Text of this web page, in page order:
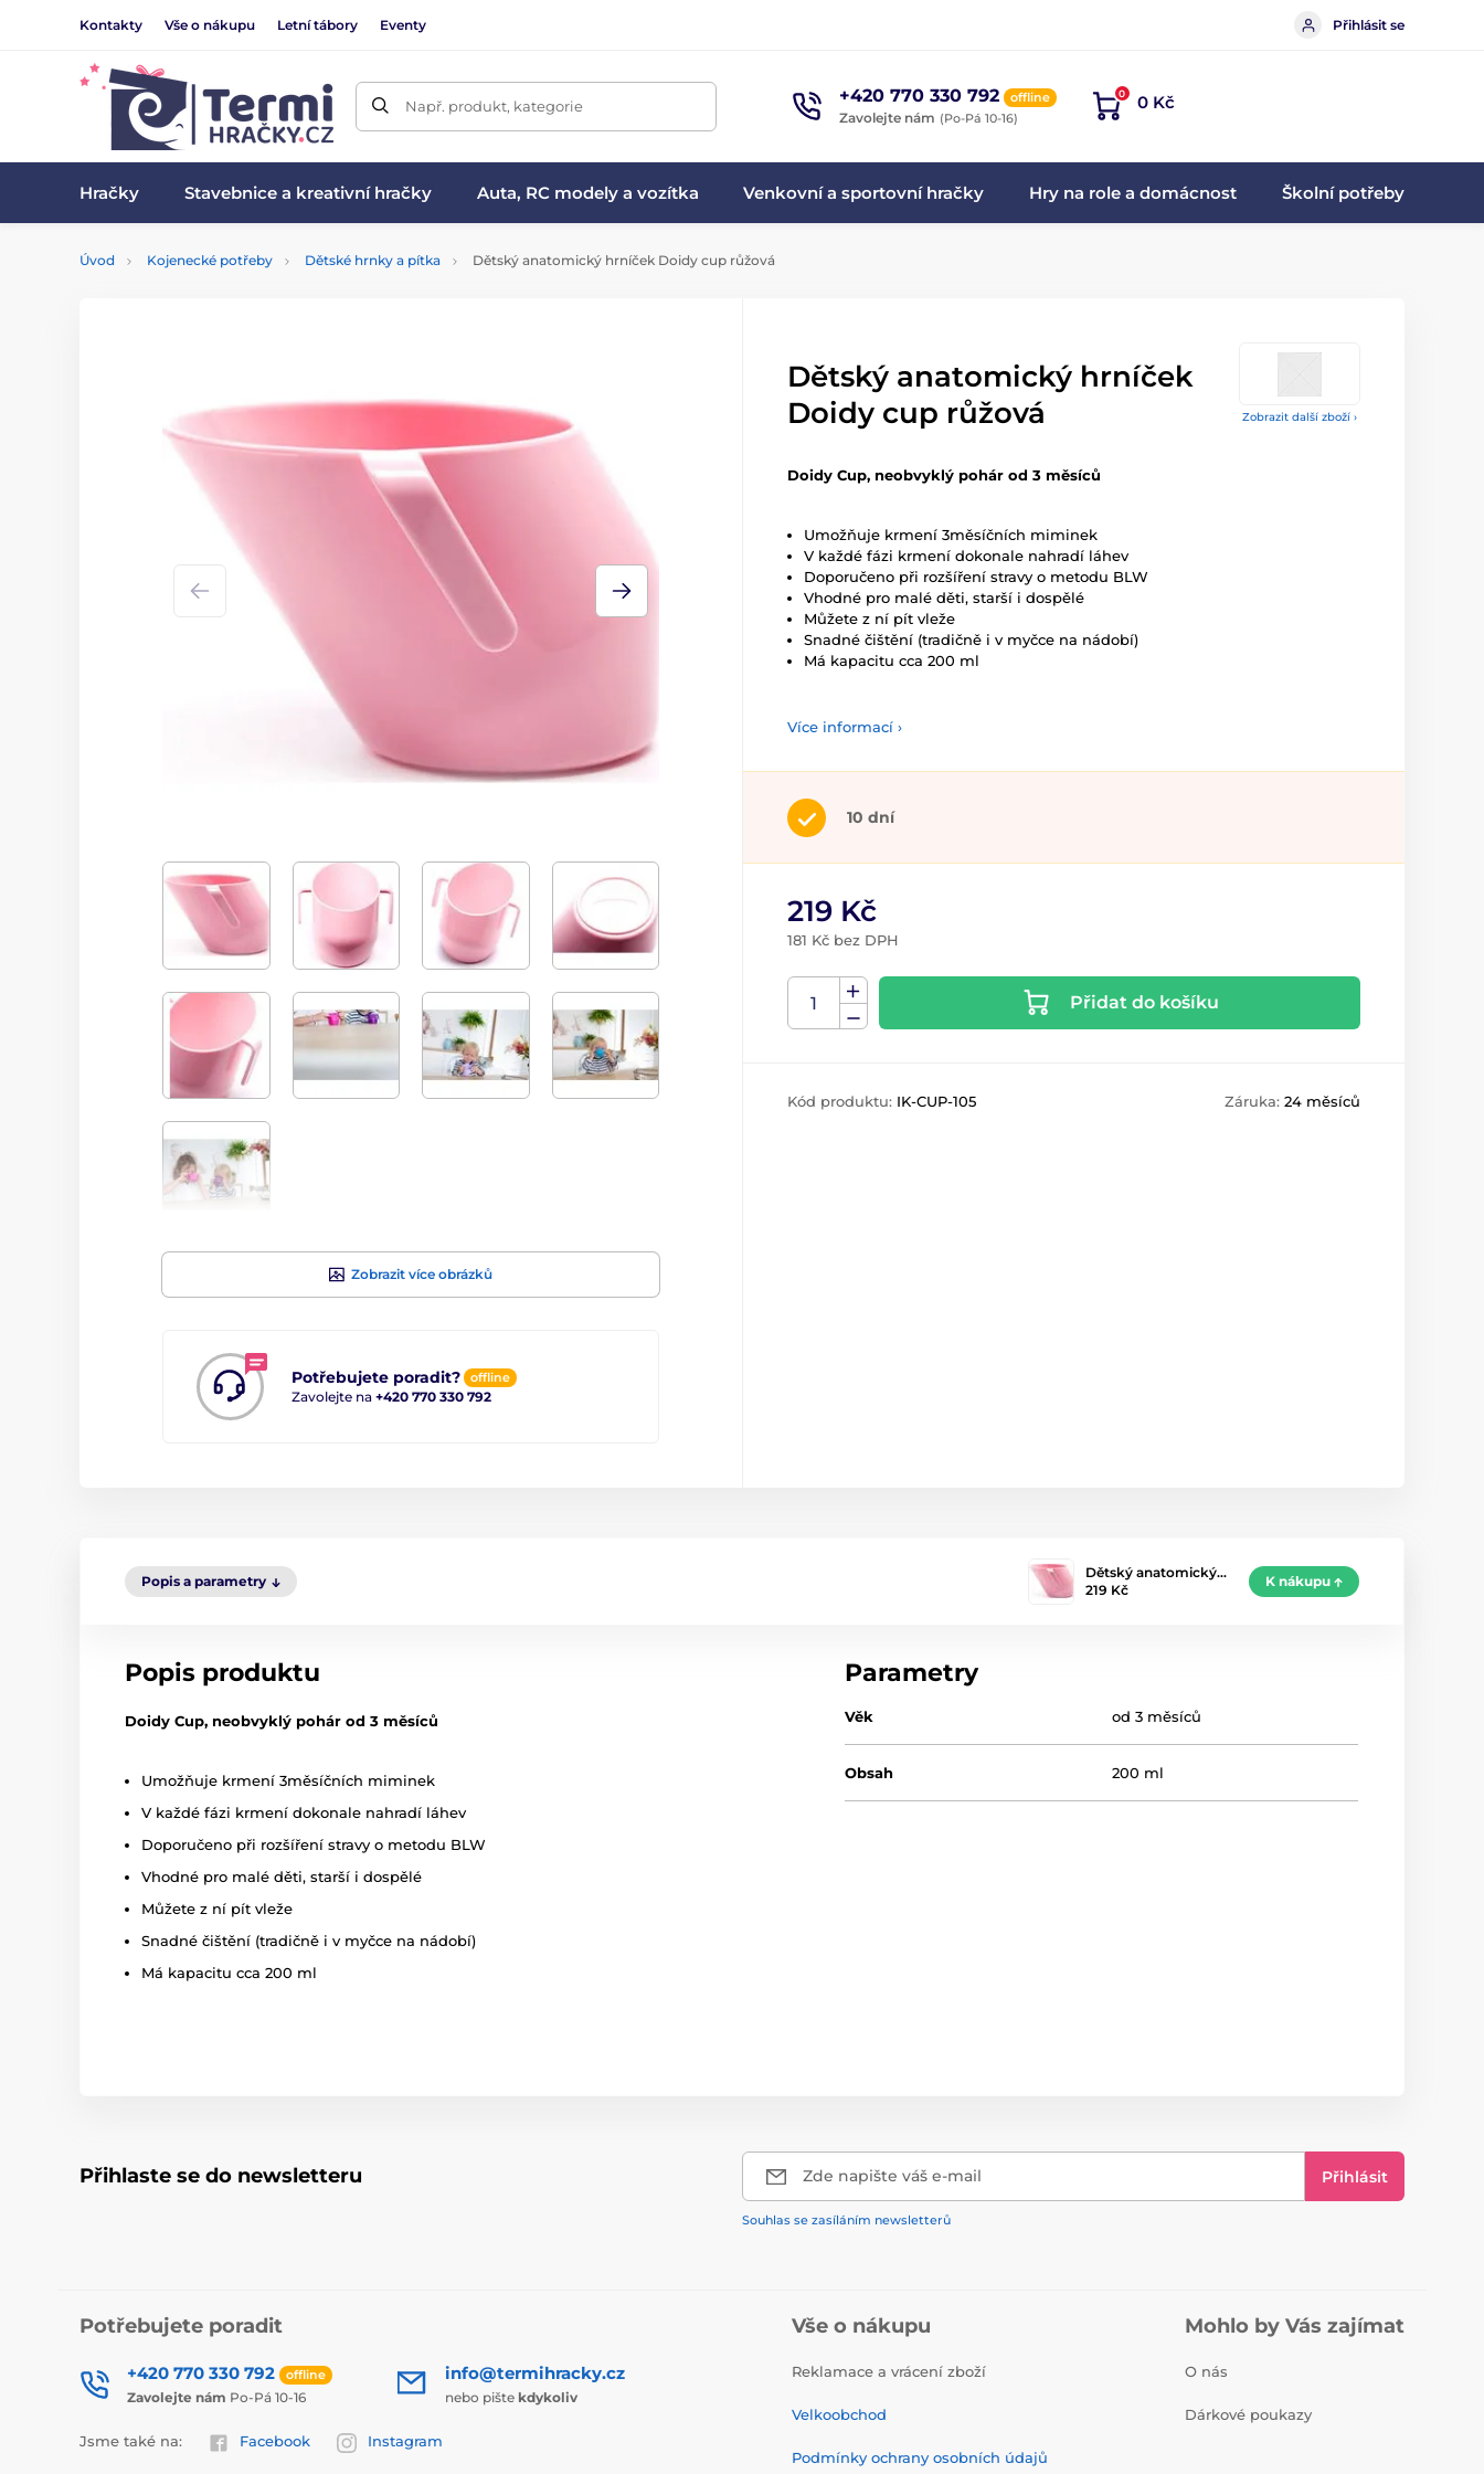
Kontakty Vše o nákupu Letní tábory Eventy Přihlásit se
Např. produkt, kategorie +420 770 330 792 offline
Zavolejte nám (Po-Pá 10-16)
0 0 Kč
Hračky Stavebnice a kreativní hračky Auta, RC modely a vozítka Venkovní a sportovní hračky Hry na role a domácnost Školní potřeby
Úvod Kojenecké potřeby Dětské hrnky a pítka Dětský anatomický hrníček Doidy cup růžová
Zobrazit další zboží ›
Zobrazit více obrázků
Potřebujete poradit? offline
Zavolejte na +420 770 330 792
Dětský anatomický hrníček
Doidy cup růžová
Doidy Cup, neobvyklý pohár od 3 měsíců
Umožňuje krmení 3měsíčních miminek
V každé fázi krmení dokonale nahradí láhev
Doporučeno při rozšíření stravy o metodu BLW
Vhodné pro malé děti, starší i dospělé
Můžete z ní pít vleže
Snadné čištění (tradičně i v myčce na nádobí)
Má kapacitu cca 200 ml
Více informací ›
10 dní
219 Kč
181 Kč bez DPH
Přidat do košíku
Kód produktu: IK-CUP-105 Záruka: 24 měsíců
Popis a parametry
Dětský anatomický…
219 Kč
K nákupu
Popis produktu
Doidy Cup, neobvyklý pohár od 3 měsíců
Umožňuje krmení 3měsíčních miminek
V každé fázi krmení dokonale nahradí láhev
Doporučeno při rozšíření stravy o metodu BLW
Vhodné pro malé děti, starší i dospělé
Můžete z ní pít vleže
Snadné čištění (tradičně i v myčce na nádobí)
Má kapacitu cca 200 ml
Parametry
Věk od 3 měsíců
Obsah 200 ml
Přihlaste se do newsletteru Zde napište váš e-mail Přihlásit
Souhlas se zasíláním newsletterů
Potřebujete poradit
+420 770 330 792 offline
Zavolejte nám Po-Pá 10-16
info@termihracky.cz
nebo pište kdykoliv
Jsme také na: Facebook Instagram
Vše o nákupu
Reklamace a vrácení zboží
Velkoobchod
Podmínky ochrany osobních údajů
Mohlo by Vás zajímat
O nás
Dárkové poukazy